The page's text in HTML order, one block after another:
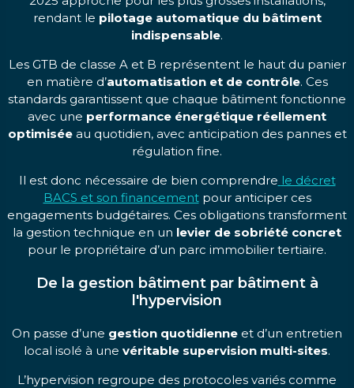
rendant le pilotage automatique du bâtiment
indispensable.
Les GTB de classe A et B représentent le haut du panier
en matière d’automatisation et de contrôle. Ces
standards garantissent que chaque bâtiment fonctionne
avec une performance énergétique réellement
optimiséeau quotidien, avec anticipation des pannes et
régulation fine.
Il est donc nécessaire de bien comprendre le décret
BACS et son financementpour anticiper ces
engagements budgétaires. Ces obligations transforment
la gestion technique en un levier de sobriété concret
pour le propriétaire d’un parc immobilier tertiaire.
De la gestion bâtiment par bâtiment à
l'hypervision
On passe d’une gestion quotidienne et d’un entretien
local isolé à une véritable supervision multi-sites.
L’hypervision regroupe des protocoles variés comme